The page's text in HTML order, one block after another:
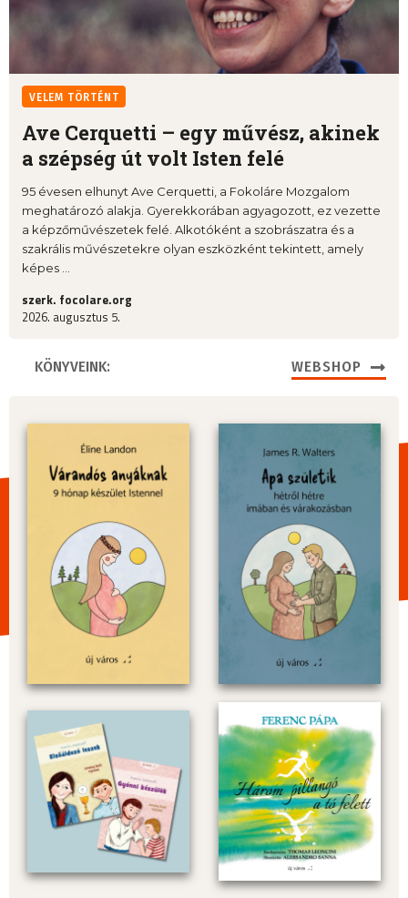
VELEM TÖRTÉNT
Ave Cerquetti – egy művész, akinek
a szépség út volt Isten felé
95 évesen elhunyt Ave Cerquetti, a Fokoláre Mozgalom
meghatározó alakja. Gyerekkorában agyagozott, ez vezette
a képzőművészetek felé. Alkotóként a szobrászatra és a
szakrális művészetekre olyan eszközként tekintett, amely
képes ...
szerk. focolare.org
2026. augusztus 5.
KÖNYVEINK: WEBSHOP